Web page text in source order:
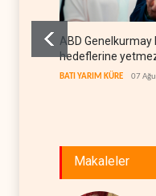
ABD Genelkurmay
hedeflerine
BATI YARIM KÜRE 07
Makaleler